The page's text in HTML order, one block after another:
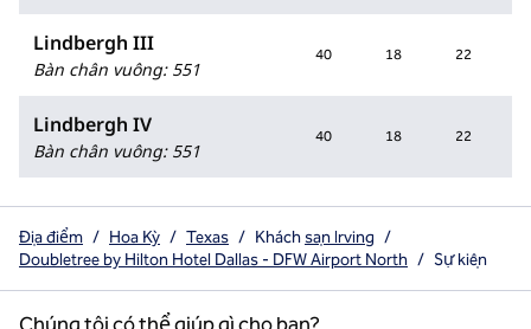
Lindbergh III
Bàn chân vuông: 551
40 18 22
Lindbergh IV
Bàn chân vuông: 551
40 18 22
Địa điểm / Hoa Kỳ / Texas / Kháchsạn Irving /
Doubletree by Hilton Hotel Dallas - DFW Airport North / Sự kiện